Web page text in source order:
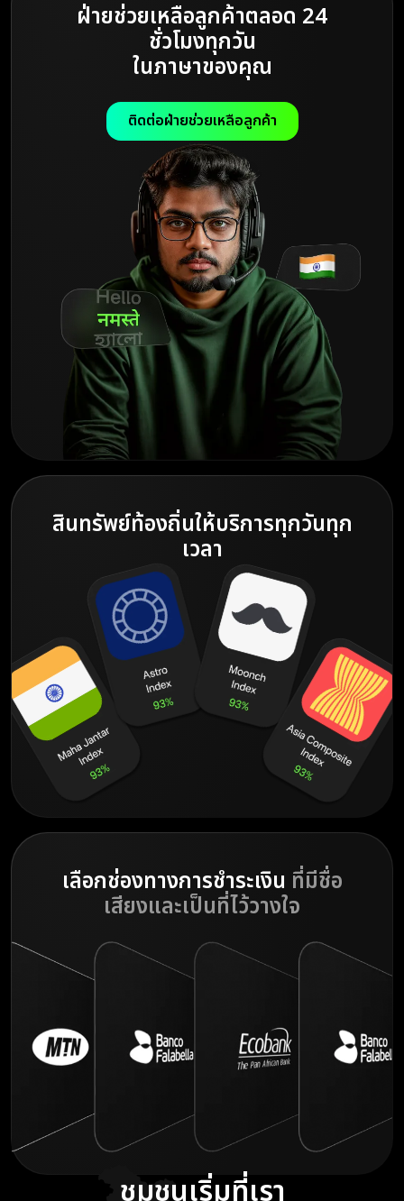
ฝ่ายช่วยเหลือลูกค้าตลอด 24
ชั่วโมงทุกวัน
ในภาษาของคุณ
ติดต่อฝ่ายช่วยเหลือลูกค้า
สินทรัพย์ท้องถิ่นให้บริการทุกวันทุก
เวลา
เลือกช่องทางการชำระเงิน ที่มีชื่อ
เสียงและเป็นที่ไว้วางใจ
ชุมชนเริ่มที่เรา